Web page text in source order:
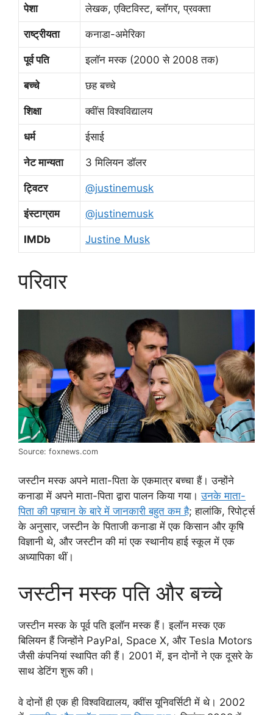
पेशा लेखक, एक्टिविस्ट, ब्लॉगर, प्रवक्ता
राष्ट्रीयता कनाडा-अमेरिका
पूर्व पति इलॉन मस्क (2000 से 2008 तक)
बच्चे छह बच्चे
शिक्षा क्वींस विश्वविद्यालय
धर्म ईसाई
नेट मान्यता 3 मिलियन डॉलर
ट्विटर @justinemusk
इंस्टाग्राम @justinemusk
IMDb Justine Musk
परिवार
Source: foxnews.com
जस्टीन मस्क अपने माता-पिता के एकमात्र बच्चा हैं। उन्होंने
कनाडा में अपने माता-पिता द्वारा पालन किया गया।उनके माता-
पिता की पहचान के बारे में जानकारी बहुत कम है; हालांकि, रिपोर्ट्स
के अनुसार, जस्टीन के पिताजी कनाडा में एक किसान और कृषि
विज्ञानी थे, और जस्टीन की मां एक स्थानीय हाई स्कूल में एक
अध्यापिका थीं।
जस्टीन मस्क पति और बच्चे
जस्टीन मस्क के पूर्व पति इलॉन मस्क हैं। इलॉन मस्क एक
बिलियन हैं जिन्होंने PayPal, Space X, और Tesla Motors
जैसी कंपनियां स्थापित की हैं। 2001 में, इन दोनों ने एक दूसरे के
साथ डेटिंग शुरू की।
वे दोनों ही एक ही विश्वविद्यालय, क्वींस यूनिवर्सिटी में थे। 2002